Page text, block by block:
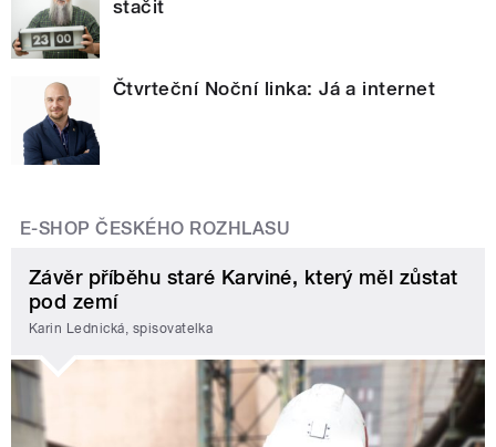
stačit
Čtvrteční Noční linka: Já a internet
E-SHOP ČESKÉHO ROZHLASU
Závěr příběhu staré Karviné, který měl zůstat
pod zemí
Karin Lednická, spisovatelka